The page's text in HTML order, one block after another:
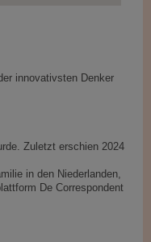
innovativsten Denker
Zuletzt erschien 2024
in den Niederlanden,
De Correspondent